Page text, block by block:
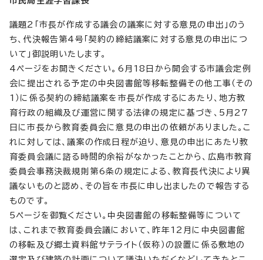
議題2「市長が作成する議会の議案に対する意見の申出」のう
ち、代決報告第4号「契約の締結議案に対する意見の申出につ
いて」御説明いたします。
4ページをお開きください。6月18日から開会する市議会定例
会に提出される予定の中央図書館等移転整備その他工事（その
1）に係る契約の締結議案を市長が作成するにあたり、地方教
育行政の組織及び運営に関する法律の規定に基づき、5月27
日に市長から教育委員会に意見の申出の依頼がありました。こ
れに対しては、議案の作成日程が迫り、意見の申出にあたり教
育委員会議に諮る時間的余裕がなかったことから、広島市教育
委員会事務決裁規則第6条の規定による、教育長代決により異
議ないものと認め、その旨を市長に申し出ましたので報告する
ものです。
5ページを御覧ください。中央図書館の移転整備等について
は、これまで教育委員会議において、昨年12月に中央図書館
の移転及び郷土資料館サテライト（仮称）の設置に係る敷地の